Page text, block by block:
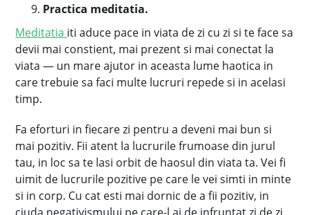
Practica meditatia.
Meditatia iti aduce pace in viata de zi cu zi si te face sa
devii mai constient, mai prezent si mai conectat la
viata — un mare ajutor in aceasta lume haotica in
care trebuie sa faci multe lucruri repede si in acelasi
timp.
Fa eforturi in fiecare zi pentru a deveni mai bun si
mai pozitiv. Fii atent la lucrurile frumoase din jurul
tau, in loc sa te lasi orbit de haosul din viata ta. Vei fi
uimit de lucrurile pozitive pe care le vei simti in minte
si in corp. Cu cat esti mai dornic de a fii pozitiv, in